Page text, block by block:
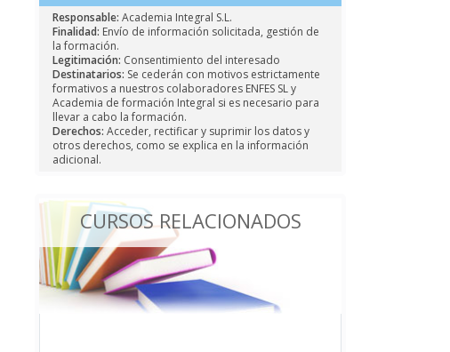
Responsable: Academia Integral S.L.
Finalidad: Envío de información solicitada, gestión de
la formación.
Legitimación: Consentimiento del interesado
Destinatarios: Se cederán con motivos estrictamente
formativos a nuestros colaboradores ENFES SL y
Academia de formación Integral si es necesario para
llevar a cabo la formación.
Derechos: Acceder, rectificar y suprimir los datos y
otros derechos, como se explica en la información
adicional.
CURSOS RELACIONADOS